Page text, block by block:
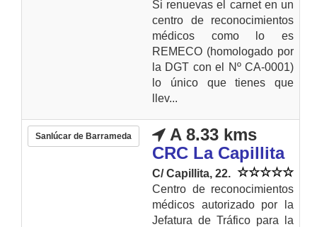
Si renuevas el carnet en un
centro de reconocimientos
médicos como lo es
REMECO (homologado por
la DGT con el Nº CA-0001)
lo único que tienes que
llev...
Sanlúcar de Barrameda
A 8.33 kms
CRC La Capillita
C/ Capillita, 22.
Centro de reconocimientos
médicos autorizado por la
Jefatura de Tráfico para la